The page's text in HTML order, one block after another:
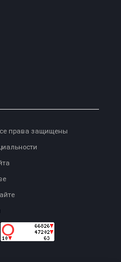
права защищены